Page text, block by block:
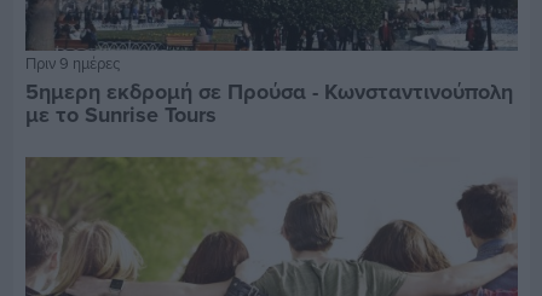
Πριν 9 ημέρες
5ημερη εκδρομή σε Προύσα - Κωνσταντινούπολη
με το Sunrise Tours